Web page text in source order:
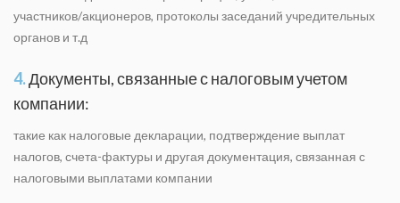
участников/акционеров, протоколы заседаний учредительных
органов и т.д
4.Документы, связанные с налоговым учетом
компании:
такие как налоговые декларации, подтверждение выплат
налогов, счета-фактуры и другая документация, связанная с
налоговыми выплатами компании